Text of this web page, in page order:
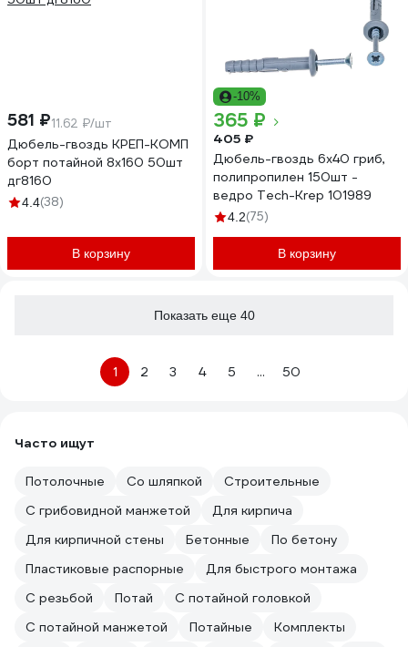
581 ₽11.62 ₽/шт
Дюбель-гвоздь КРЕП-КОМП
борт потайной 8х160 50шт
дг8160
4.4(38)
В корзину
-10%
365 ₽
405 ₽
Дюбель-гвоздь 6х40 гриб,
полипропилен 150шт -
ведро Tech-Krep 101989
4.2(75)
В корзину
Показать еще 40
1 2 3 4 5 ... 50
Часто ищут
Потолочные Со шляпкой
Строительные
С грибовидной манжетой
Для кирпича
Для кирпичной стены
Бетонные
По бетону
Пластиковые распорные
Для быстрого монтажа
С резьбой
Потай
С потайной головкой
С потайной манжетой
Потайные
Комплекты